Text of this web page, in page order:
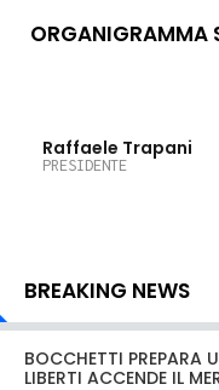
Raffaele Trapani
PRESIDENTE
BREAKING NEWS
BOCCHETTI PREPARA
LIBERTI ACCENDE IL